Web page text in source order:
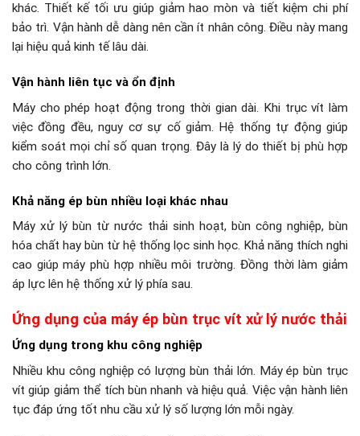
khác. Thiết kế tối ưu giúp giảm hao mòn và tiết kiệm chi phí
bảo trì. Vận hành dễ dàng nên cần ít nhân công. Điều này mang
lại hiệu quả kinh tế lâu dài.
Vận hành liên tục và ổn định
Máy cho phép hoạt động trong thời gian dài. Khi trục vít làm
việc đồng đều, nguy cơ sự cố giảm. Hệ thống tự động giúp
kiểm soát mọi chỉ số quan trọng. Đây là lý do thiết bị phù hợp
cho công trình lớn.
Khả năng ép bùn nhiều loại khác nhau
Máy xử lý bùn từ nước thải sinh hoạt, bùn công nghiệp, bùn
hóa chất hay bùn từ hệ thống lọc sinh học. Khả năng thích nghi
cao giúp máy phù hợp nhiều môi trường. Đồng thời làm giảm
áp lực lên hệ thống xử lý phía sau.
Ứng dụng của máy ép bùn trục vít xử lý nước thải
Ứng dụng trong khu công nghiệp
Nhiều khu công nghiệp có lượng bùn thải lớn. Máy ép bùn trục
vít giúp giảm thể tích bùn nhanh và hiệu quả. Việc vận hành liên
tục đáp ứng tốt nhu cầu xử lý số lượng lớn mỗi ngày.